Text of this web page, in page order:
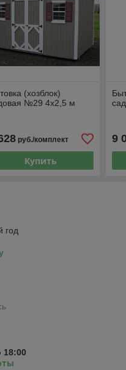
(хозблок)
№29 4х2,5 м
руб./комплект
Купить
9
год
18:00